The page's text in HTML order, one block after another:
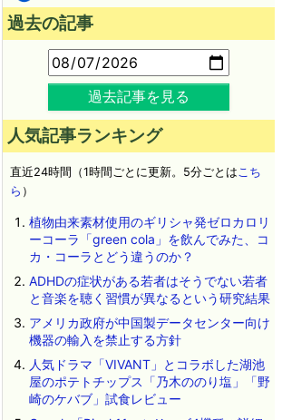
過去の記事
過去記事を見る
人気記事ランキング
直近24時間（1時間ごとに更新。5分ごとはこち
ら ）
植物由来素材使用のギリシャ発ゼロカロリ
ーコーラ「green cola」を飲んでみた、コ
カ・コーラとどう違うのか？
ADHDの症状がある若者はそうでない若者
と音楽を聴く習慣が異なるという研究結果
アメリカ政府が中国製データセンター向け
機器の輸入を禁止する方針
人気ドラマ「VIVANT」とコラボした湖池
屋のポテトチップス「乃木ののり塩」「野
崎のケバブ」試食レビュー